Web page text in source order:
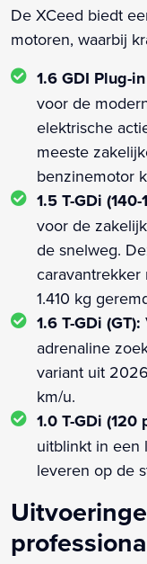
De XCeed biedt
motoren, waarbij
1.6 GDI Plug-
voor de
elektrische
meeste
benzinemotor
1.5 T-GDi
voor de
de snelweg.
1.410 kg
1.6 T-GDi (GT):
adrenaline
variant uit
km/u.
1.0 T-GDi (120
uitblinkt in een
leveren op de